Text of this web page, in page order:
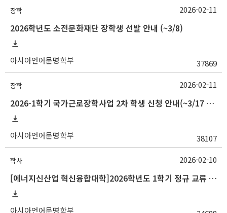
장학
2026학년도 소전문화재단 장학생 선발 안내 (~3/8)
아시아언어문명학부 37869
2026-02-11
장학
2026-1학기 국가근로장학사업 2차 학생 신청 안내(~3/17 18:00)
아시아언어문명학부 38107
2026-02-11
학사
[에너지신산업 혁신융합대학]2026학년도 1학기 정규 교류 수학 안내(경남정보대)
아시아언어문명학부
2026-02-10